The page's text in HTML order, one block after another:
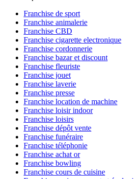
Franchise de sport
Franchise animalerie
Franchise CBD
Franchise cigarette electronique
Franchise cordonnerie
Franchise bazar et discount
Franchise fleuriste
Franchise jouet
Franchise laverie
Franchise presse
Franchise location de machine
Franchise loisir indoor
Franchise loisirs
Franchise dépôt vente
Franchise funéraire
Franchise téléphonie
Franchise achat or
Franchise bowling
Franchise cours de cuisine